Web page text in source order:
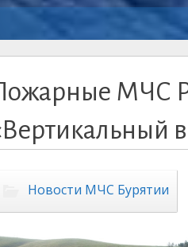
МЧС
Новости МЧС Бурятии